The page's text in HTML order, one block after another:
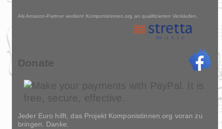
Als Amazon-Partner verdient Komponistinnen.org an qualifizierten Verkäufen.
Donate
Jeder Euro hilft, das Projekt Komponistinnen.org voran zu
bringen. Danke.